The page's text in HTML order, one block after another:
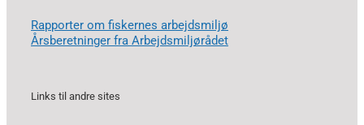
Rapporter om fiskernes arbejdsmiljø
Årsberetninger fra Arbejdsmiljørådet
Links til andre sites